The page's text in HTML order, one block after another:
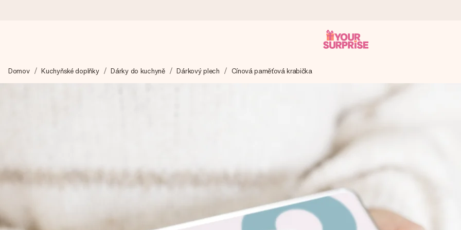
Váš dárek vytvoříme s láskou a bleskově odešleme – abyste ho mohli darovat právě v tu správnou chvíli, kdy na tom nejvíc záleží.
Vytvořte něco jedinečného během několika kroků – s jejím jménem, vaší fotografií nebo vzkazem, který doopravdy zahřeje u
Domov Kuchyňské doplňky Dárky do kuchyně Dárkový plech Cínová paměťová krabička